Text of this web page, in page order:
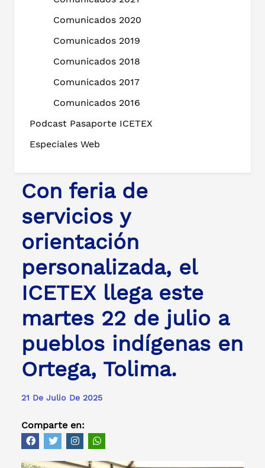
Comunicados 2020
Comunicados 2019
Comunicados 2018
Comunicados 2017
Comunicados 2016
Podcast Pasaporte ICETEX
Especiales Web
Con feria de
servicios y
orientación
personalizada, el
ICETEX llega este
martes 22 de julio a
pueblos indígenas en
Ortega, Tolima.
21 De Julio De 2025
Comparte en: